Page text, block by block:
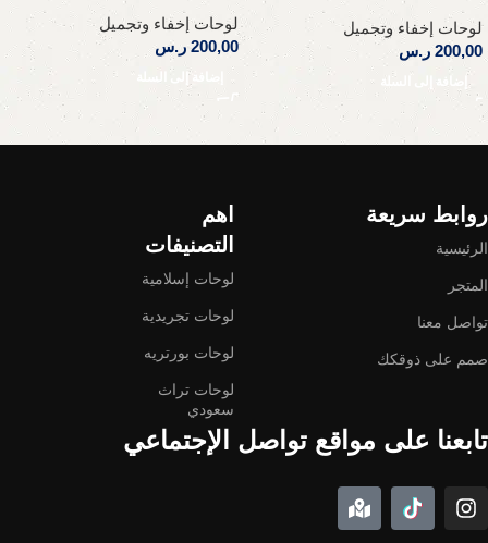
لوحات إخفاء وتجميل
200,00 ر.س
إضافة إلى السلة
لوحات إخفاء وتجميل
200,00 ر.س
إضافة إلى السلة
Read More
روابط سريعة
الرئيسية
المتجر
تواصل معنا
صمم على ذوقكك
اهم
التصنيفات
لوحات إسلامية
لوحات تجريدية
لوحات بورتريه
لوحات تراث
سعودي
تابعنا على مواقع تواصل الإجتماعي